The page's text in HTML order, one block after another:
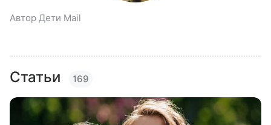
Автор Дети Mail
Статьи 169